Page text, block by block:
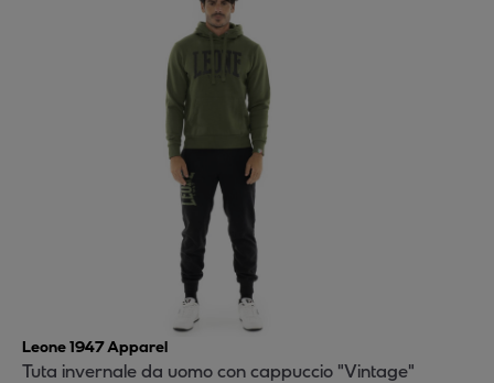
Leone 1947 Apparel
Tuta invernale da uomo con cappuccio "Vintage"